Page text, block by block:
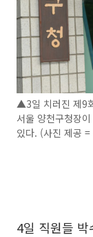
▲3일 치러진 제9
서울 양천구청장
있다. (사진 제공
4일 직원들